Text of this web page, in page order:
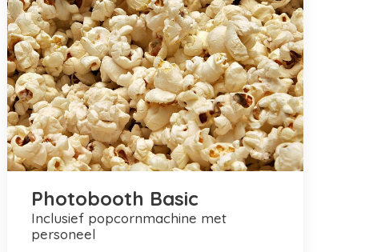
Photobooth Basic
inclusief popcornmachine met
personeel